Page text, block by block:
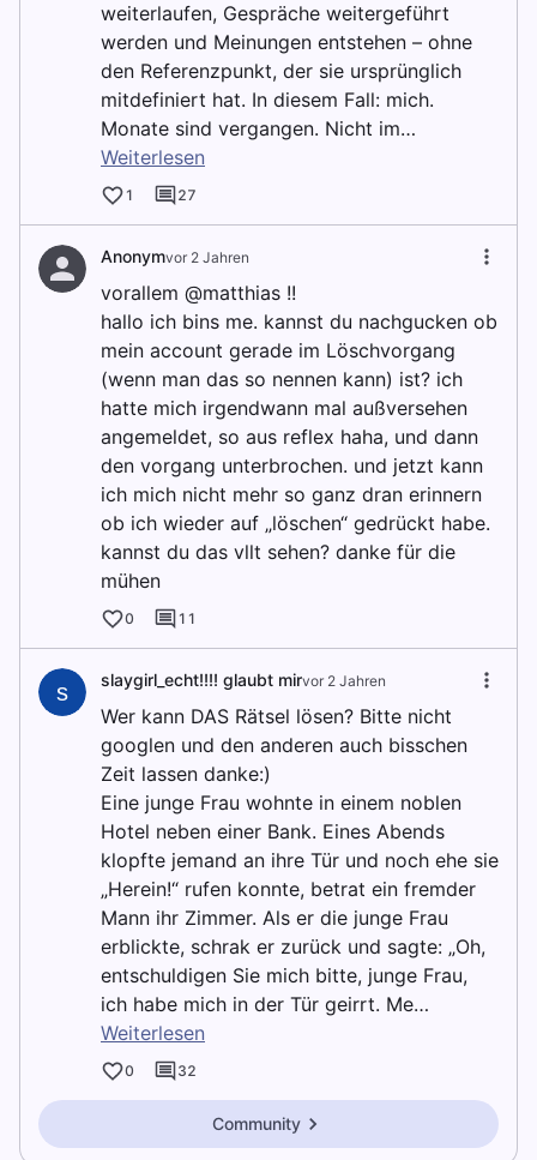
weiterlaufen, Gespräche weitergeführt
werden und Meinungen entstehen – ohne
den Referenzpunkt, der sie ursprünglich
mitdefiniert hat. In diesem Fall: mich.
Monate sind vergangen. Nicht im…
Weiterlesen
1 27
Anonymvor 2 Jahren
vorallem @matthias !!
hallo ich bins me. kannst du nachgucken ob
mein account gerade im Löschvorgang
(wenn man das so nennen kann) ist? ich
hatte mich irgendwann mal außversehen
angemeldet, so aus reflex haha, und dann
den vorgang unterbrochen. und jetzt kann
ich mich nicht mehr so ganz dran erinnern
ob ich wieder auf „löschen“ gedrückt habe.
kannst du das vllt sehen? danke für die
mühen
0 11
s slaygirl_echt!!!! glaubt mirvor 2 Jahren
Wer kann DAS Rätsel lösen? Bitte nicht
googlen und den anderen auch bisschen
Zeit lassen danke:)
Eine junge Frau wohnte in einem noblen
Hotel neben einer Bank. Eines Abends
klopfte jemand an ihre Tür und noch ehe sie
„Herein!“ rufen konnte, betrat ein fremder
Mann ihr Zimmer. Als er die junge Frau
erblickte, schrak er zurück und sagte: „Oh,
entschuldigen Sie mich bitte, junge Frau,
ich habe mich in der Tür geirrt. Me…
Weiterlesen
0 32
Community